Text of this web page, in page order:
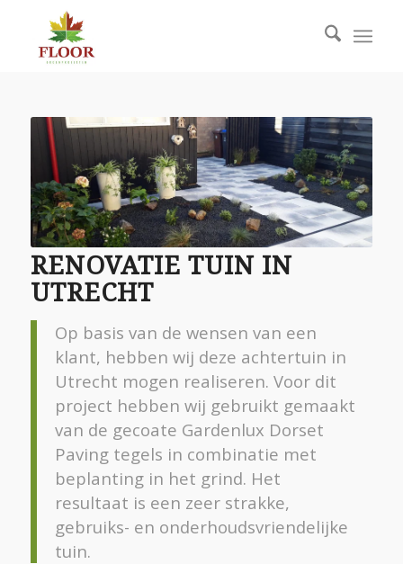
RENOVATIE TUIN IN
UTRECHT
Op basis van de wensen van een
klant, hebben wij deze achtertuin in
Utrecht mogen realiseren. Voor dit
project hebben wij gebruikt gemaakt
van de gecoate Gardenlux Dorset
Paving tegels in combinatie met
beplanting in het grind. Het
resultaat is een zeer strakke,
gebruiks- en onderhoudsvriendelijke
tuin.